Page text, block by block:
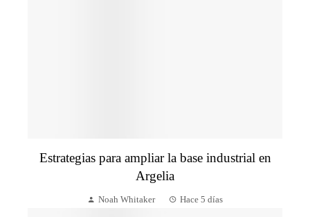
Estrategias para ampliar la base industrial en
Argelia
Noah Whitaker Hace 5 días